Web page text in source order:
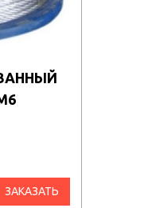
ЗАКАЗАТЬ